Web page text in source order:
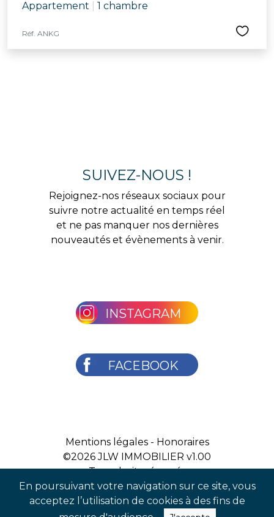
En poursuivant votre navigation sur ce site, vous
acceptez l’utilisation de cookies à des fins de
Appartement 1 chambre
Réf. ANKG
SUIVEZ-NOUS !
Rejoignez-nos réseaux sociaux pour
suivre notre actualité en temps réel
et ne pas manquer nos dernières
nouveautés et évènements à venir.
INSTAGRAM
FACEBOOK
Mentions légales- Honoraires
©2026JLW IMMOBILIER v1.00
Tous droits réservés